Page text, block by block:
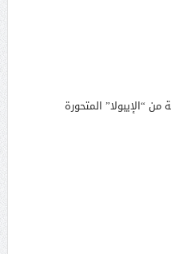
“الإيبولا” المتحورة